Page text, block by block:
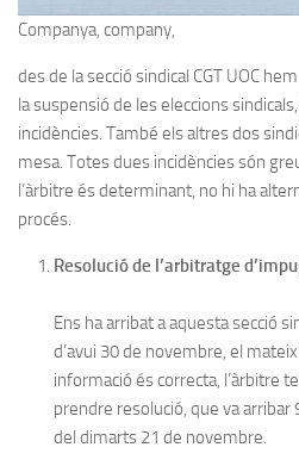
Companya, company,
des de la secció sindical CGT UOC
la suspensió de les eleccions
incidències. També els altres dos
mesa. Totes dues incidències són
l’àrbitre és determinant, no hi ha
procés.
Resolució de l’arbitratge
Ens ha arribat a aquesta secció
d’avui 30 de novembre, el
informació és correcta, l’àrbitre
prendre resolució, que va
del dimarts 21 de novembre.